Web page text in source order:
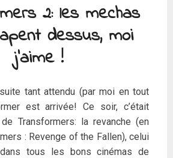
2: les mechas
dessus, moi
j’aime !
tant attendu (par moi en tout
est arrivée! Ce soir, c’était
de Transformers: la revanche (en
: Revenge of the Fallen), celui
tous les bons cinémas de